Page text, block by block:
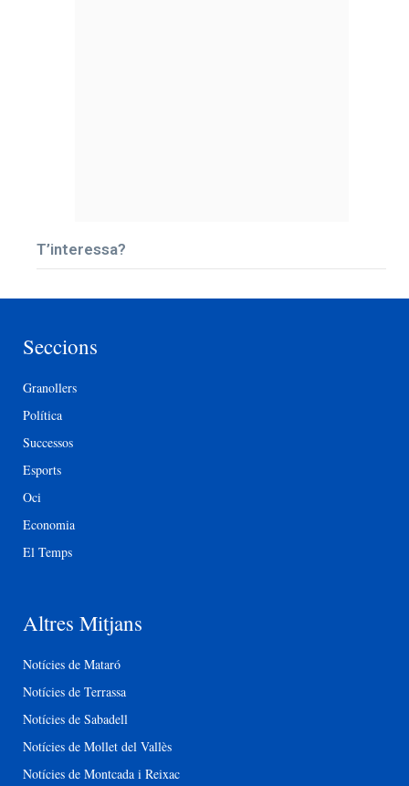
T’interessa?
Seccions
Granollers
Política
Successos
Esports
Oci
Economia
El Temps
Altres Mitjans
Notícies de Mataró
Notícies de Terrassa
Notícies de Sabadell
Notícies de Mollet del Vallès
Notícies de Montcada i Reixac